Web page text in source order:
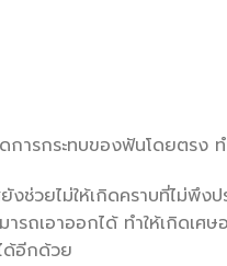
การกระทบของฟันโดยตรง
ช่วยไม่ให้เกิดคราบที่ไม่พึง
รถเอาออกได้ ทำให้เกิดเ
ด้อีกด้วย